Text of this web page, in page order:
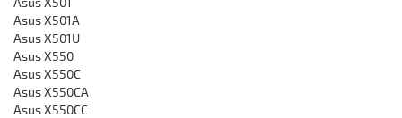
Asus X501A
Asus X501U
Asus X550
Asus X550C
Asus X550CA
Asus X550CC